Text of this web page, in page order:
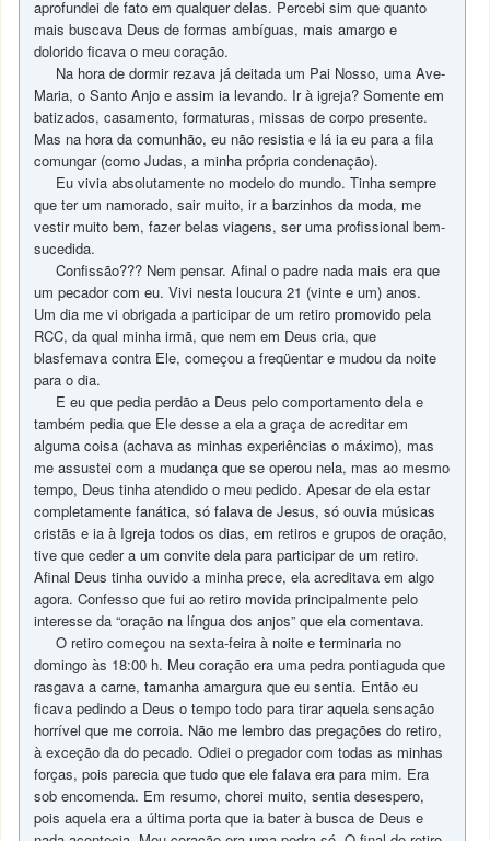
aprofundei de fato em qualquer delas. Percebi sim que quanto
mais buscava Deus de formas ambíguas, mais amargo e
dolorido ficava o meu coração.
Na hora de dormir rezava já deitada um Pai Nosso, uma Ave-
Maria, o Santo Anjo e assim ia levando. Ir à igreja? Somente em
batizados, casamento, formaturas, missas de corpo presente.
Mas na hora da comunhão, eu não resistia e lá ia eu para a fila
comungar (como Judas, a minha própria condenação).
Eu vivia absolutamente no modelo do mundo. Tinha sempre
que ter um namorado, sair muito, ir a barzinhos da moda, me
vestir muito bem, fazer belas viagens, ser uma profissional bem-
sucedida.
Confissão??? Nem pensar. Afinal o padre nada mais era que
um pecador com eu. Vivi nesta loucura 21 (vinte e um) anos.
Um dia me vi obrigada a participar de um retiro promovido pela
RCC, da qual minha irmã, que nem em Deus cria, que
blasfemava contra Ele, começou a freqüentar e mudou da noite
para o dia.
E eu que pedia perdão a Deus pelo comportamento dela e
também pedia que Ele desse a ela a graça de acreditar em
alguma coisa (achava as minhas experiências o máximo), mas
me assustei com a mudança que se operou nela, mas ao mesmo
tempo, Deus tinha atendido o meu pedido. Apesar de ela estar
completamente fanática, só falava de Jesus, só ouvia músicas
cristãs e ia à Igreja todos os dias, em retiros e grupos de oração,
tive que ceder a um convite dela para participar de um retiro.
Afinal Deus tinha ouvido a minha prece, ela acreditava em algo
agora. Confesso que fui ao retiro movida principalmente pelo
interesse da “oração na língua dos anjos” que ela comentava.
O retiro começou na sexta-feira à noite e terminaria no
domingo às 18:00 h. Meu coração era uma pedra pontiaguda que
rasgava a carne, tamanha amargura que eu sentia. Então eu
ficava pedindo a Deus o tempo todo para tirar aquela sensação
horrível que me corroia. Não me lembro das pregações do retiro,
à exceção da do pecado. Odiei o pregador com todas as minhas
forças, pois parecia que tudo que ele falava era para mim. Era
sob encomenda. Em resumo, chorei muito, sentia desespero,
pois aquela era a última porta que ia bater à busca de Deus e